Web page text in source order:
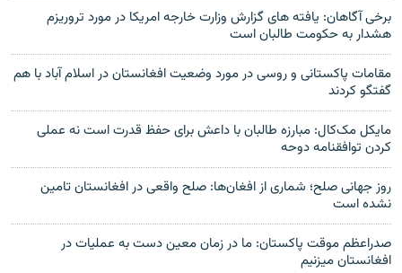
برخی آگاهان: یافته های گزارش وزارت خارجه امریکا در مورد تروریزم
هشدار به حکومت طالبان است
مقامات پاکستانی و روسی در مورد وضعیت افغانستان در اسلام آباد با هم
گفتگو کردند
مایکل مک‌کال: مبارزه طالبان با داعش برای حفظ قدرت است نه عملی
کردن توافقنامه دوحه
روز جهانی صلح؛ شماری از افغان‌ها: صلح واقعی در افغانستان تامین
نشده است
صدراعظم موقت پاکستان: ما در زمان معین دست به عملیات در
افغانستان میزنیم